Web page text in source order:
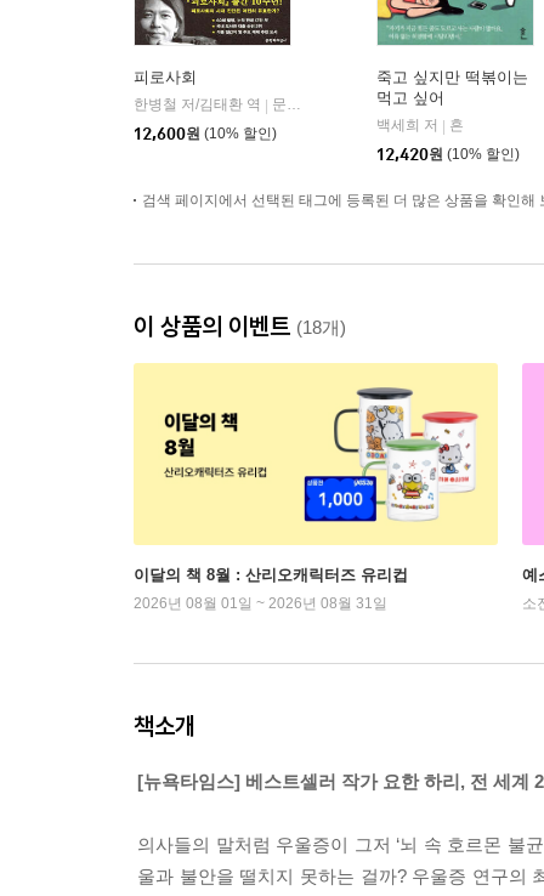
피로사회
한병철 저/김태환 역
문학과지성사
12,600원 (10% 할인)
죽고 싶지만 떡볶이는
먹고 싶어
백세희 저
흔
12,420원 (10% 할인)
검색 페이지에서 선택된 태그에 등록된 더 많은 상품을 확인해
이 상품의 이벤트 (18개)
이달의 책 8월 : 산리오캐릭터즈 유리컵
2026년 08월 01일 ~ 2026년 08월 31일
예
소
책소개
[뉴욕타임스] 베스트셀러 작가 요한 하리, 전 세계
의사들의 말처럼 우울증이 그저 ‘뇌 속 호르몬 불
울과 불안을 떨치지 못하는 걸까? 우울증 연구의